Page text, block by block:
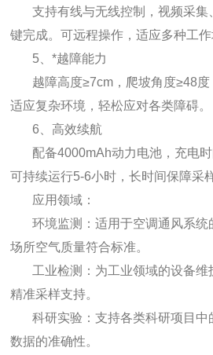
支持有线与无线控制，视频采集
键完成。可远程操作，适应多种工作
5、*越障能力
越障高度≥7cm，爬坡角度≥48
适应复杂环境，轻松应对各类障碍。
6、高效续航
配备4000mAh动力电池，充电
可持续运行5-6小时，长时间保障采
应用领域：
环境监测：适用于空调通风系
场所空气质量符合标准。
工业检测：为工业领域的设备
精准采样支持。
科研实验：支持各类科研项目中
数据的准确性。